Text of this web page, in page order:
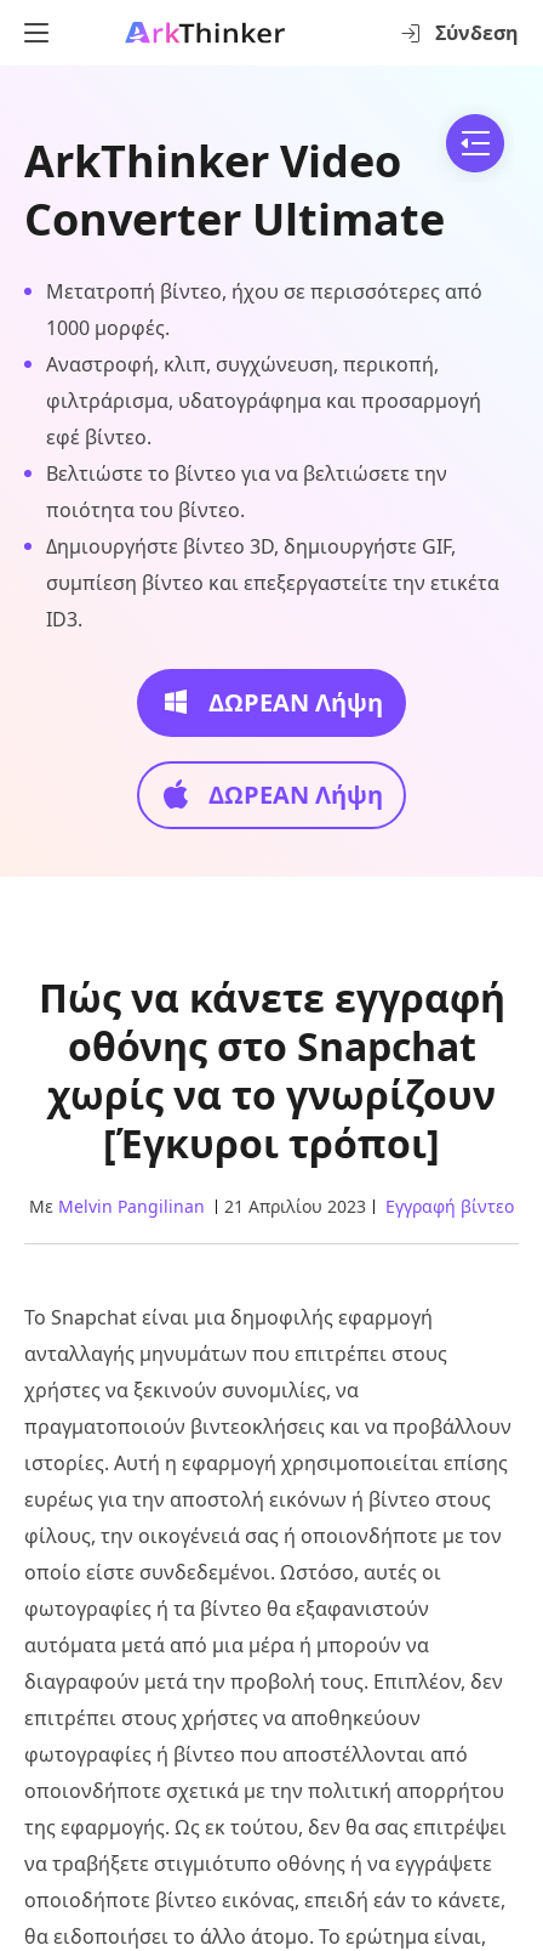
Σύνδεση
ArkThinker Video
Converter Ultimate
Μετατροπή βίντεο, ήχου σε περισσότερες από
1000 μορφές.
Αναστροφή, κλιπ, συγχώνευση, περικοπή,
φιλτράρισμα, υδατογράφημα και προσαρμογή
εφέ βίντεο.
Βελτιώστε το βίντεο για να βελτιώσετε την
ποιότητα του βίντεο.
Δημιουργήστε βίντεο 3D, δημιουργήστε GIF,
συμπίεση βίντεο και επεξεργαστείτε την ετικέτα
ID3.
ΔΩΡΕΑΝ Λήψη
ΔΩΡΕΑΝ Λήψη
Πώς να κάνετε εγγραφή
οθόνης στο Snapchat
χωρίς να το γνωρίζουν
[Έγκυροι τρόποι]
Με Melvin Pangilinan 21 Απριλίου 2023 Εγγραφή βίντεο
Το Snapchat είναι μια δημοφιλής εφαρμογή
ανταλλαγής μηνυμάτων που επιτρέπει στους
χρήστες να ξεκινούν συνομιλίες, να
πραγματοποιούν βιντεοκλήσεις και να προβάλλουν
ιστορίες. Αυτή η εφαρμογή χρησιμοποιείται επίσης
ευρέως για την αποστολή εικόνων ή βίντεο στους
φίλους, την οικογένειά σας ή οποιονδήποτε με τον
οποίο είστε συνδεδεμένοι. Ωστόσο, αυτές οι
φωτογραφίες ή τα βίντεο θα εξαφανιστούν
αυτόματα μετά από μια μέρα ή μπορούν να
διαγραφούν μετά την προβολή τους. Επιπλέον, δεν
επιτρέπει στους χρήστες να αποθηκεύουν
φωτογραφίες ή βίντεο που αποστέλλονται από
οποιονδήποτε σχετικά με την πολιτική απορρήτου
της εφαρμογής. Ως εκ τούτου, δεν θα σας επιτρέψει
να τραβήξετε στιγμιότυπο οθόνης ή να εγγράψετε
οποιοδήποτε βίντεο εικόνας, επειδή εάν το κάνετε,
θα ειδοποιήσει το άλλο άτομο. Το ερώτημα είναι,